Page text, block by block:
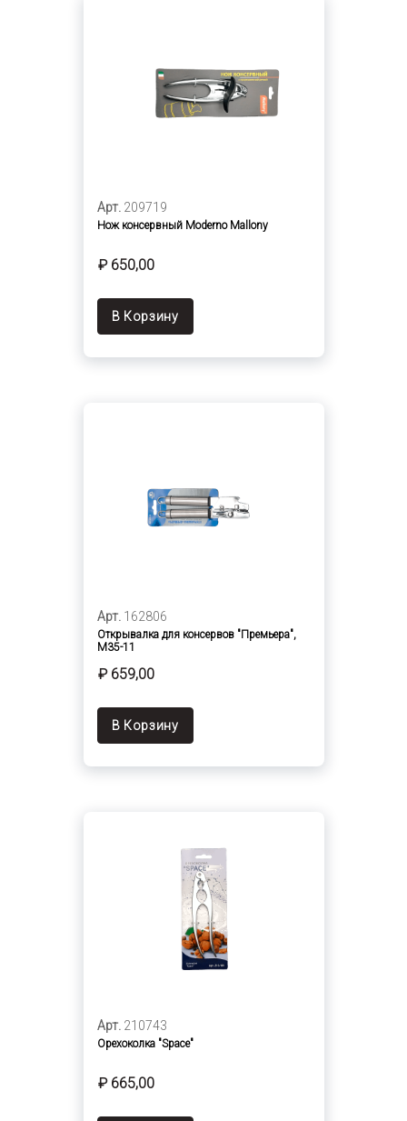
Арт. 209719
Нож консервный Moderno Mallony
₽ 650,00
В Корзину
Арт. 162806
Открывалка для консервов "Премьера",
M35-11
₽ 659,00
В Корзину
Арт. 210743
Орехоколка "Space"
₽ 665,00